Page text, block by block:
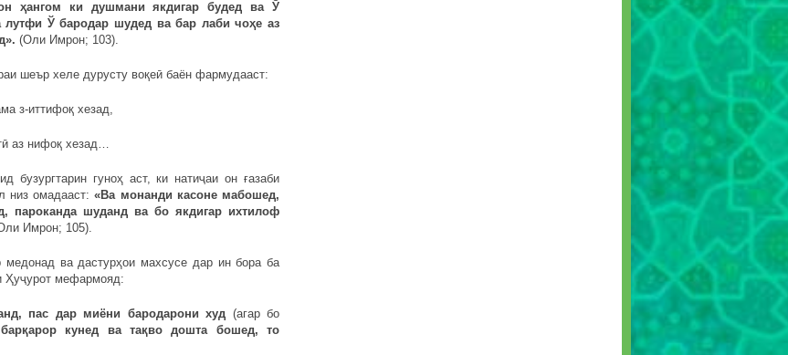
ҳангом ки душмани якдигар будед ва Ў
Ў бародар шудед ва бар лаби чоҳе аз
(Оли Имрон; 103).
шеър хеле дурусту воқеӣ баён фармудааст:
иттифоқ хезад,
нифоқ хезад…
гуноҳ аст, ки натиҷаи он ғазаби
низ омадааст:«Ва монанди касоне мабошед,
пароканда шуданд ва бо якдигар ихтилоф
Имрон; 105).
ва дастурҳои махсусе дар ин бора ба
Ҳуҷурот мефармояд:
пас дар миёни бародарони худ (агар бо
кунед ва тақво дошта бошед, то